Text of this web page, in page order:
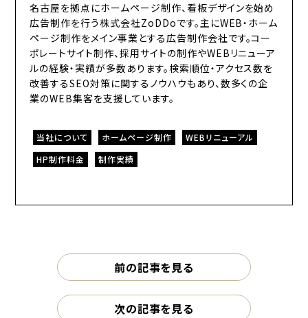
名古屋を拠点にホームページ制作、看板デザインを始め
広告制作を行う株式会社ZoDDoです。主にWEB・ホーム
ページ制作をメイン事業とする広告制作会社です。コー
ポレートサイト制作、採用サイトの制作やWEBリニューア
ルの経験・実績が多数あります。検索順位・アクセス数を
改善するSEO対策に関するノウハウもあり、数多くの企
業のWEB集客を支援しています。
当社について ホームページ制作
WEBリニューアル
HP制作料金
制作実績
前の記事を見る
次の記事を見る